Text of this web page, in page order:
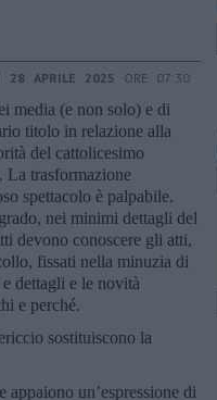
28 APRILE 2025 ORE 07:30
media (e non solo) e di
titolo in relazione alla
del cattolicesimo
La trasformazione
spettacolo è palpabile.
nei minimi dettagli del
devono conoscere gli atti,
fissati nella minuzia di
dettagli e le novità
e perché.
sostituiscono la
un’espressione di